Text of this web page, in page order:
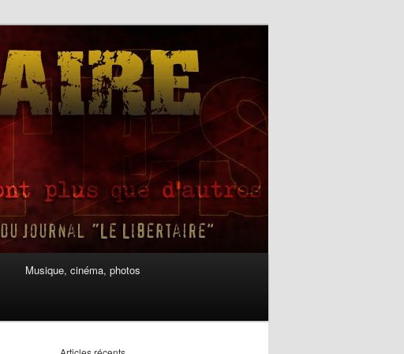
Musique, cinéma, photos